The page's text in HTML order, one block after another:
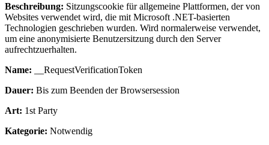
Beschreibung: Sitzungscookie für allgemeine Plattformen, der von
Websites verwendet wird, die mit Microsoft .NET-basierten
Technologien geschrieben wurden. Wird normalerweise verwendet,
um eine anonymisierte Benutzersitzung durch den Server
aufrechtzuerhalten.
Name: __RequestVerificationToken
Dauer: Bis zum Beenden der Browsersession
Art: 1st Party
Kategorie: Notwendig